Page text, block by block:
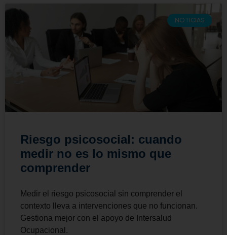
NOTICIAS
Riesgo psicosocial: cuando
medir no es lo mismo que
comprender
Medir el riesgo psicosocial sin comprender el
contexto lleva a intervenciones que no funcionan.
Gestiona mejor con el apoyo de Intersalud
Ocupacional.